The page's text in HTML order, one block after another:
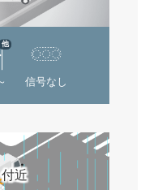
他
信号なし
近